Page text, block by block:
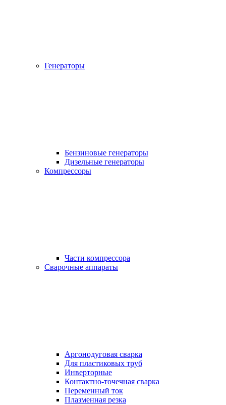
Генераторы
Бензиновые генераторы
Дизельные генераторы
Компрессоры
Части компрессора
Сварочные аппараты
Аргонодуговая сварка
Для пластиковых труб
Инверторные
Контактно-точечная сварка
Переменный ток
Плазменная резка